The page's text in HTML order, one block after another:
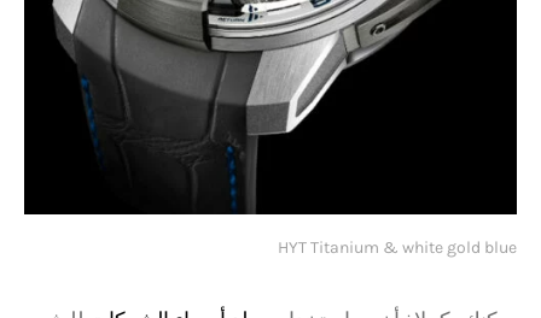
HYT Titanium & white gold blue